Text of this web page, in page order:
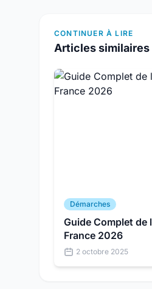
CONTINUER À LIRE
Articles similaires
Démarches
Guide Complet de
France 2026
2 octobre 2025